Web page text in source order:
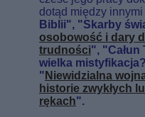
dotąd między
Biblii", "Skarby
osobowość i dary
trudności",
wielka
" Niewidzialna
historie zwykłych
rękach".